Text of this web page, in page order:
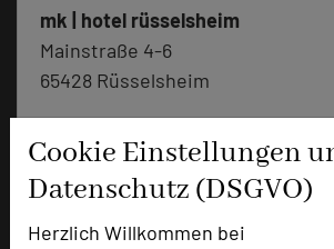
Cookie Einstellungen
Datenschutz (DSGVO)
Herzlich Willkommen bei
mk | hotel rüsselsheim
Mainstraße 4-6
65428 Rüsselsheim
phone +49 6142 961-240
language Homepage